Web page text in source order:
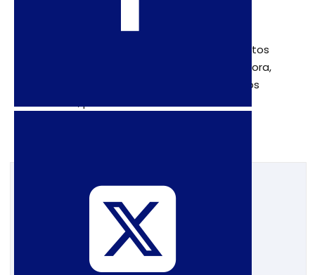
10 de dezembro: Dia Internacional dos Direitos
Humanosç Em 10 de dezembro, se comemora,
anualmente, o Dia Internacional dos Direitos